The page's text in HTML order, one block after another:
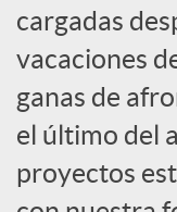
e
s
S
cargadas
vacaciones
ganas de
el último del
proyectos